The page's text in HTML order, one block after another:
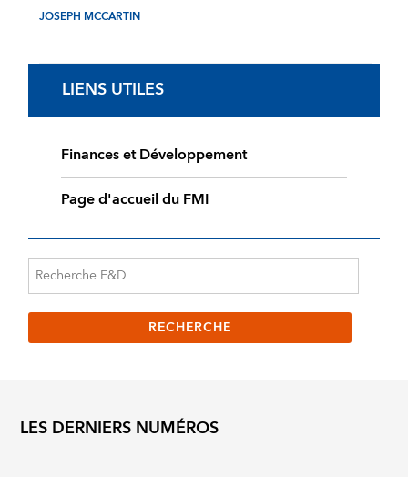
JOSEPH MCCARTIN
LIENS UTILES
Finances et Développement
Page d'accueil du FMI
LES DERNIERS NUMÉROS